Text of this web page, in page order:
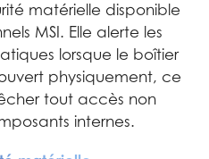
matérielle disponible
MSI. Elle alerte les
lorsque le boîtier
physiquement, ce
tout accès non
internes.